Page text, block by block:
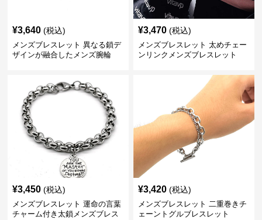
¥3,640 (税込)
メンズブレスレット 異なる鎖デ
ザインが融合したメンズ腕輪
¥3,470 (税込)
メンズブレスレット 太めチェー
ンリンクメンズブレスレット
¥3,450 (税込)
メンズブレスレット 運命の言葉
チャーム付き太鎖メンズブレス
¥3,420 (税込)
メンズブレスレット 二重巻きチ
ェーントグルブレスレット